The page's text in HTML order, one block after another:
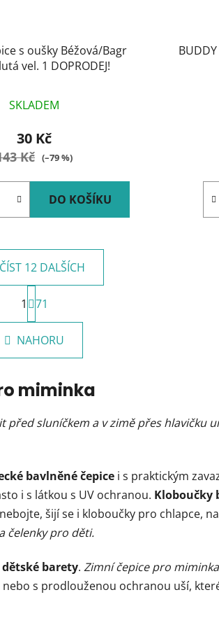
s oušky Béžová/Bagr
vel. 1 DOPRODEJ!
SKLADEM
30 Kč
Kč (–79 %)
DO KOŠÍKU
O
v
l
á
a
c
í
p
k
y
v
ý
p
s
u
12 DALŠÍCH
S
t
r
á
n
k
v
á
í
1 71
NAHORU
miminka
před sluníčkem a v zimě přes hlavičku
bavlněné čepice i s praktickým
i s látkou s UV ochranou. Kloboučky
šijí se i kloboučky pro chlapce,
čelenky pro děti.
dětské barety. Zimní čepice pro miminka
s prodlouženou ochranou uší,